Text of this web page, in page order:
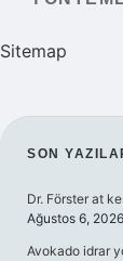
Sitemap
SON
Dr. Förster at
Ağustos 6, 2026
Avokado idrar